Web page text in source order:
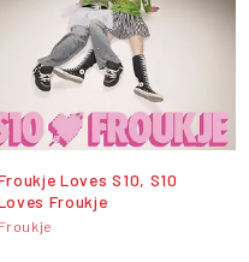
Loves S10, S10
Froukje
Froukje